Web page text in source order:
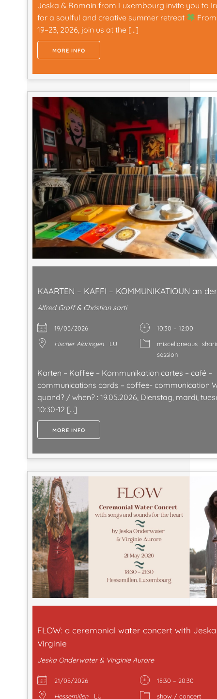
Jeska & Romain from Luxembourg invite you to
for a soulful and creative summer retreat
19–23, 2026, join us at the […]
MORE INFO
KAARTEN – KAFFI – KOMMUNIKATIOUN an
Alfred Groff & Christian sarti
19/05/2026
10:30 – 12:00
Fischer Aldringen
LU miscellaneous
session
Karten – Kaffee – Kommunikation cartes – café –
communications cards – coffee- communication
quand? / when? : 19.05.2026, Dienstag, mardi,
10:30-12 […]
MORE INFO
FLOW: a ceremonial water concert with
Virginie
Jeska Onderwater & Viriginie Aurore
21/05/2026
18:30 – 20:30
Hessemillen
LU show / concert